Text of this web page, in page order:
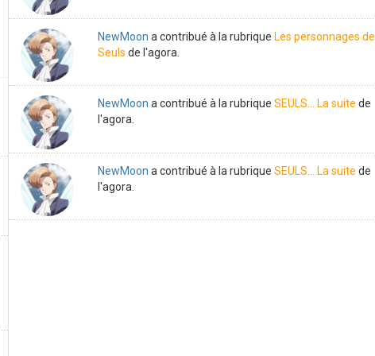
NewMoon a contribué à la rubrique Les personnages de
Seuls de l'agora.
NewMoon a contribué à la rubriqueSEULS... La suite de
l'agora.
NewMoon a contribué à la rubriqueSEULS... La suite de
l'agora.